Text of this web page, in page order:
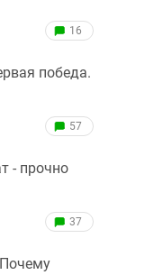
16
победа.
57
- прочно
37